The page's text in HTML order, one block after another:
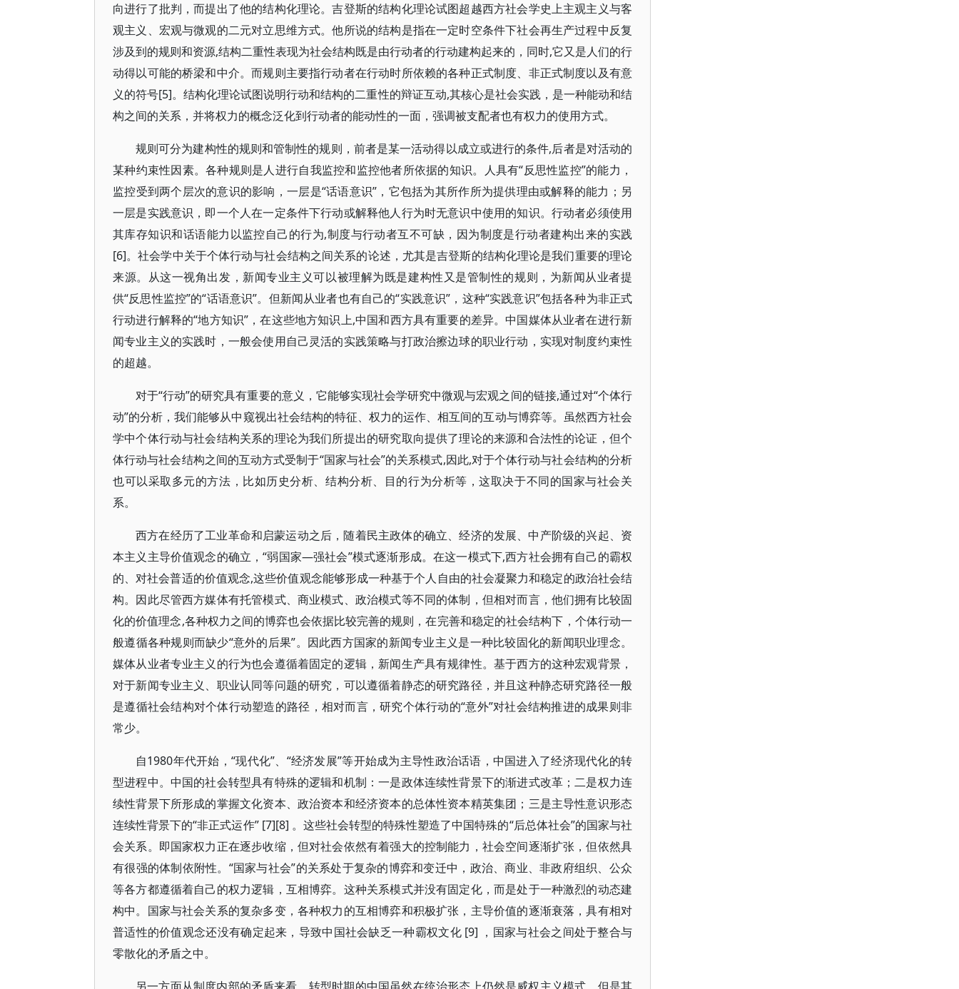
向进行了批判，而提出了他的结构化理论。吉登斯的结构化理论试图超越西方社会学史上主观主义与客
观主义、宏观与微观的二元对立思维方式。他所说的结构是指在一定时空条件下社会再生产过程中反复
涉及到的规则和资源,结构二重性表现为社会结构既是由行动者的行动建构起来的，同时,它又是人们的行
动得以可能的桥梁和中介。而规则主要指行动者在行动时所依赖的各种正式制度、非正式制度以及有意
义的符号[5]。结构化理论试图说明行动和结构的二重性的辩证互动,其核心是社会实践，是一种能动和结
构之间的关系，并将权力的概念泛化到行动者的能动性的一面，强调被支配者也有权力的使用方式。
规则可分为建构性的规则和管制性的规则，前者是某一活动得以成立或进行的条件,后者是对活动的
某种约束性因素。各种规则是人进行自我监控和监控他者所依据的知识。人具有“反思性监控”的能力，
监控受到两个层次的意识的影响，一层是“话语意识”，它包括为其所作所为提供理由或解释的能力；另
一层是实践意识，即一个人在一定条件下行动或解释他人行为时无意识中使用的知识。行动者必须使用
其库存知识和话语能力以监控自己的行为,制度与行动者互不可缺，因为制度是行动者建构出来的实践
[6]。社会学中关于个体行动与社会结构之间关系的论述，尤其是吉登斯的结构化理论是我们重要的理论
来源。从这一视角出发，新闻专业主义可以被理解为既是建构性又是管制性的规则，为新闻从业者提
供“反思性监控”的“话语意识”。但新闻从业者也有自己的“实践意识”，这种“实践意识”包括各种为非正式
行动进行解释的“地方知识”，在这些地方知识上,中国和西方具有重要的差异。中国媒体从业者在进行新
闻专业主义的实践时，一般会使用自己灵活的实践策略与打政治擦边球的职业行动，实现对制度约束性
的超越。
对于“行动”的研究具有重要的意义，它能够实现社会学研究中微观与宏观之间的链接,通过对“个体行
动”的分析，我们能够从中窥视出社会结构的特征、权力的运作、相互间的互动与博弈等。虽然西方社会
学中个体行动与社会结构关系的理论为我们所提出的研究取向提供了理论的来源和合法性的论证，但个
体行动与社会结构之间的互动方式受制于“国家与社会”的关系模式,因此,对于个体行动与社会结构的分析
也可以采取多元的方法，比如历史分析、结构分析、目的行为分析等，这取决于不同的国家与社会关
系。
西方在经历了工业革命和启蒙运动之后，随着民主政体的确立、经济的发展、中产阶级的兴起、资
本主义主导价值观念的确立，“弱国家—强社会”模式逐渐形成。在这一模式下,西方社会拥有自己的霸权
的、对社会普适的价值观念,这些价值观念能够形成一种基于个人自由的社会凝聚力和稳定的政治社会结
构。因此尽管西方媒体有托管模式、商业模式、政治模式等不同的体制，但相对而言，他们拥有比较固
化的价值理念,各种权力之间的博弈也会依据比较完善的规则，在完善和稳定的社会结构下，个体行动一
般遵循各种规则而缺少“意外的后果”。因此西方国家的新闻专业主义是一种比较固化的新闻职业理念。
媒体从业者专业主义的行为也会遵循着固定的逻辑，新闻生产具有规律性。基于西方的这种宏观背景，
对于新闻专业主义、职业认同等问题的研究，可以遵循着静态的研究路径，并且这种静态研究路径一般
是遵循社会结构对个体行动塑造的路径，相对而言，研究个体行动的“意外”对社会结构推进的成果则非
常少。
自1980年代开始，“现代化”、“经济发展”等开始成为主导性政治话语，中国进入了经济现代化的转
型进程中。中国的社会转型具有特殊的逻辑和机制：一是政体连续性背景下的渐进式改革；二是权力连
续性背景下所形成的掌握文化资本、政治资本和经济资本的总体性资本精英集团；三是主导性意识形态
连续性背景下的“非正式运作” [7][8] 。这些社会转型的特殊性塑造了中国特殊的“后总体社会”的国家与社
会关系。即国家权力正在逐步收缩，但对社会依然有着强大的控制能力，社会空间逐渐扩张，但依然具
有很强的体制依附性。“国家与社会”的关系处于复杂的博弈和变迁中，政治、商业、非政府组织、公众
等各方都遵循着自己的权力逻辑，互相博弈。这种关系模式并没有固定化，而是处于一种激烈的动态建
构中。国家与社会关系的复杂多变，各种权力的互相博弈和积极扩张，主导价值的逐渐衰落，具有相对
普适性的价值观念还没有确定起来，导致中国社会缺乏一种霸权文化 [9] ，国家与社会之间处于整合与
零散化的矛盾之中。